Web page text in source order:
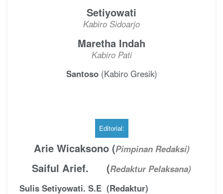
Setiyowati
Kabiro Sidoarjo
Maretha Indah
Kabiro Pati
Santoso(Kabiro Gresik)
Editorial:
Arie Wicaksono (Pimpinan Redaksi)
Saiful Arief. (Redaktur Pelaksana)
Sulis Setiyowati. S.E (Redaktur)